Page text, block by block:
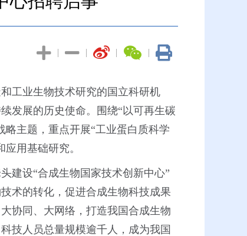
|
|
|
|
工业生物技术研究的国立科研机
发展的历史使命。围绕“以可再生碳
主题，重点开展“工业蛋白质科学
用基础研究。
建设“合成生物国家技术创新中心”
技术的转化，促进合成生物科技成果
协同、大网络，打造我国合成生物
技人员总量规模逾千人，成为我国